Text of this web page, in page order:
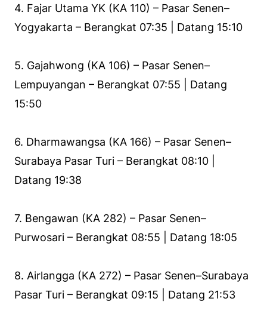
4. Fajar Utama YK (KA 110) – Pasar Senen–
Yogyakarta – Berangkat 07:35 | Datang 15:10
5. Gajahwong (KA 106) – Pasar Senen–
Lempuyangan – Berangkat 07:55 | Datang
15:50
6. Dharmawangsa (KA 166) – Pasar Senen–
Surabaya Pasar Turi – Berangkat 08:10 |
Datang 19:38
7. Bengawan (KA 282) – Pasar Senen–
Purwosari – Berangkat 08:55 | Datang 18:05
8. Airlangga (KA 272) – Pasar Senen–Surabaya
Pasar Turi – Berangkat 09:15 | Datang 21:53